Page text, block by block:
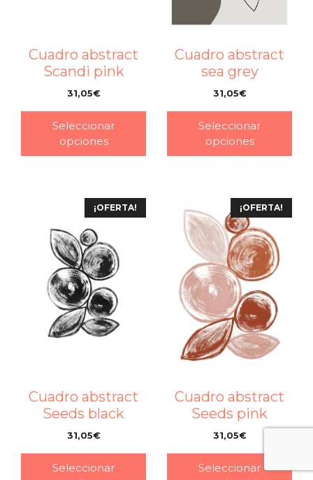
Cuadro abstract
Scandi pink
31,05€
Seleccionar
opciones
Cuadro abstract
sea grey
31,05€
Seleccionar
opciones
¡OFERTA!
Cuadro abstract
Seeds black
31,05€
Seleccionar
¡OFERTA!
Cuadro abstract
Seeds pink
31,05€
Seleccionar